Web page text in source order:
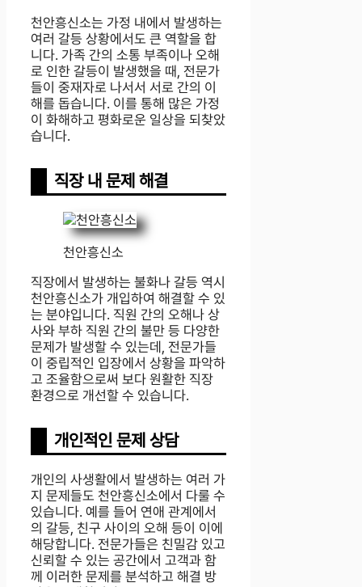
천안흥신소는 가정 내에서 발생하는
여러 갈등 상황에서도 큰 역할을 합
니다. 가족 간의 소통 부족이나 오해
로 인한 갈등이 발생했을 때, 전문가
들이 중재자로 나서서 서로 간의 이
해를 돕습니다. 이를 통해 많은 가정
이 화해하고 평화로운 일상을 되찾았
습니다.
직장 내 문제 해결
천안흥신소
직장에서 발생하는 불화나 갈등 역시
천안흥신소가 개입하여 해결할 수 있
는 분야입니다. 직원 간의 오해나 상
사와 부하 직원 간의 불만 등 다양한
문제가 발생할 수 있는데, 전문가들
이 중립적인 입장에서 상황을 파악하
고 조율함으로써 보다 원활한 직장
환경으로 개선할 수 있습니다.
개인적인 문제 상담
개인의 사생활에서 발생하는 여러 가
지 문제들도 천안흥신소에서 다룰 수
있습니다. 예를 들어 연애 관계에서
의 갈등, 친구 사이의 오해 등이 이에
해당합니다. 전문가들은 친밀감 있고
신뢰할 수 있는 공간에서 고객과 함
께 이러한 문제를 분석하고 해결 방